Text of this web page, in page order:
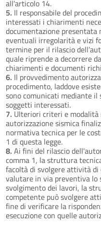
all'articolo 14.
5. Il responsabile del
interessati i chiarimenti
documentazione presentata
eventuali irregolarità e vizi
termine per il rilascio
quale riprende a decorrere
chiarimenti e documenti
6. Il provvedimento
procedimento, laddove
sono comunicati mediante
soggetti interessati.
7. Ulteriori criteri e
autorizzazione sismica
normativa tecnica per le
1 di questa legge.
8. Ai fini del rilascio
comma 1, la struttura
facoltà di svolgere attività
valutare in via preventiva lo
svolgimento dei lavori, la
competente può svolgere
fine di verificare la
esecuzione con quelle